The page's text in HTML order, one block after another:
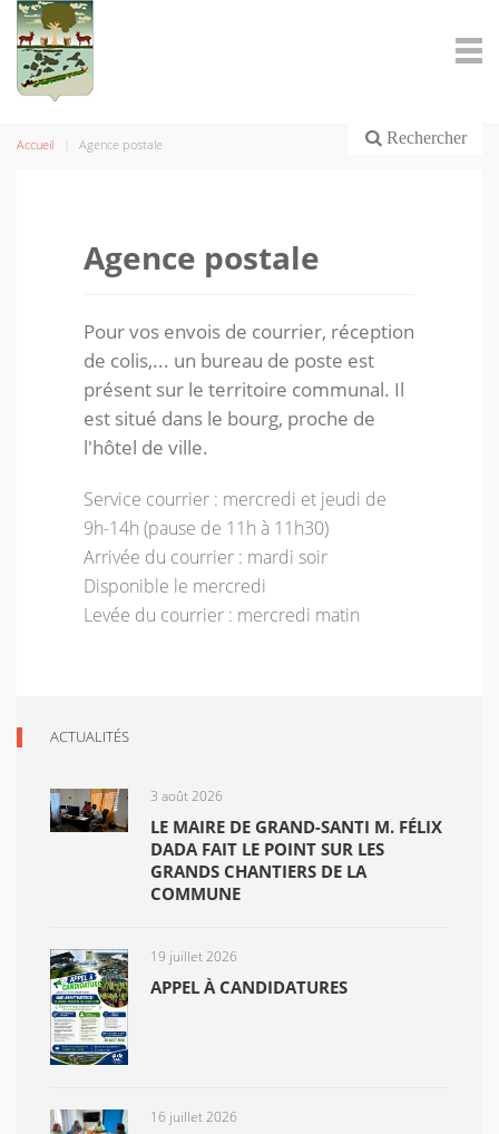
Rechercher
Accueil Agence postale
Agence postale
Pour vos envois de courrier, réception
de colis,... un bureau de poste est
présent sur le territoire communal. Il
est situé dans le bourg, proche de
l'hôtel de ville.
Service courrier : mercredi et jeudi de
9h-14h (pause de 11h à 11h30)
Arrivée du courrier : mardi soir
Disponible le mercredi
Levée du courrier : mercredi matin
ACTUALITÉS
3 août 2026
LE MAIRE DE GRAND-SANTI M. FÉLIX
DADA FAIT LE POINT SUR LES
GRANDS CHANTIERS DE LA
COMMUNE
19 juillet 2026
APPEL À CANDIDATURES
16 juillet 2026